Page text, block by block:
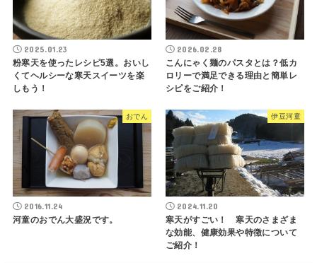
2025.01.23
粉寒天を使ったレシピ5選。おいし
くてヘルシーな寒天スイーツを楽
しもう！
2026.02.28
こんにゃく麺のパスタとは？低カ
ロリーで満足できる理由と簡単レ
シピをご紹介！
おでん
2016.11.24
河童のおでん大盛況です。
伊豆河童
2024.11.20
寒天がすごい！ 寒天のさまざま
な効能、健康効果や特徴について
ご紹介！